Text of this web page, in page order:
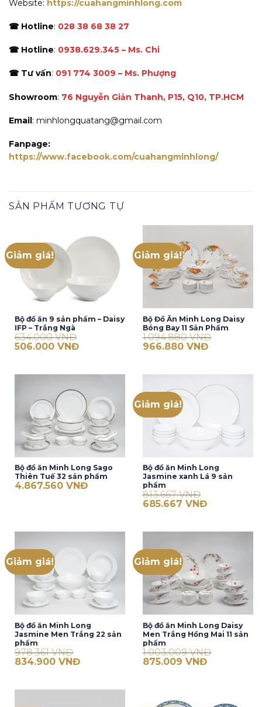
Website: https://cuahangminhlong.com
☎ Hotline: 028 38 68 38 27
☎ Hotline: 0938.629.345 – Ms. Chi
☎ Tư vấn: 091 774 3009 – Ms. Phượng
Showroom: 76 Nguyễn Giản Thanh, P15, Q10, TP.HCM
Email: minhlongquatang@gmail.com
Fanpage:
https://www.facebook.com/cuahangminhlong/
SẢN PHẨM TƯƠNG TỰ
Giảm giá!
Bộ đồ ăn 9 sản phẩm – Daisy
IFP – Trắng Ngà
634.000VNĐ
Giá
gốc
506.000 VNĐGiá
506.000 VNĐ.
Giảm giá!
Bộ Đồ Ăn Minh Long Daisy
Bóng Bay 11 Sản Phẩm
1.094.880VNĐ
Giá
gốc
966.880 VNĐGiá
966.880 VNĐ.
Bộ đồ ăn Minh Long Sago
Thiên Tuế 32 sản phẩm
4.867.560 VNĐ
Giảm giá!
Bộ đồ ăn Minh Long
Jasmine xanh Lá 9 sản
phẩm
813.667VNĐ
Giá
gốc
685.667 VNĐGiá
685.667 VNĐ.
Giảm giá!
Bộ đồ ăn Minh Long
Jasmine Men Trắng 22 sản
phẩm
978.361VNĐ
Giá
gốc
834.900 VNĐGiá
834.900 VNĐ.
Giảm giá!
Bộ đồ ăn Minh Long Daisy
Men Trắng Hồng Mai 11 sản
phẩm
1.003.009VNĐ
Giá
gốc
875.009 VNĐGiá